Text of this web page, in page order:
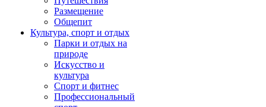
Размещение
Общепит
Культура, спорт и отдых
Парки и отдых на
природе
Искусство и
культура
Спорт и фитнес
Профессиональный